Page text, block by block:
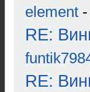
element
RE:
RE: